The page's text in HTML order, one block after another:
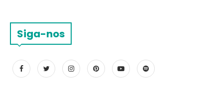
Siga-nos